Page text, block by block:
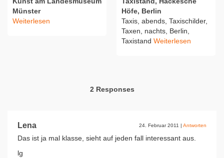
Münster
Weiterlesen
Höfe, Berlin
Taxis, abends, Taxischilder,
Taxen, nachts, Berlin,
Taxistand Weiterlesen
2 Responses
Lena 24. Februar 2011 | Antworten
Das ist ja mal klasse, sieht auf jeden fall interessant aus.
lg